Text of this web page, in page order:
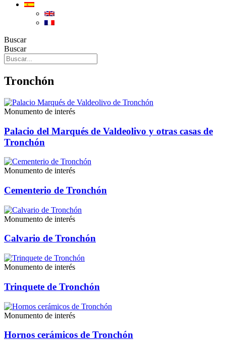
Buscar
Buscar
Tronchón
Monumento de interés
Palacio del Marqués de Valdeolivo y otras casas de
Tronchón
Monumento de interés
Cementerio de Tronchón
Monumento de interés
Calvario de Tronchón
Monumento de interés
Trinquete de Tronchón
Monumento de interés
Hornos cerámicos de Tronchón